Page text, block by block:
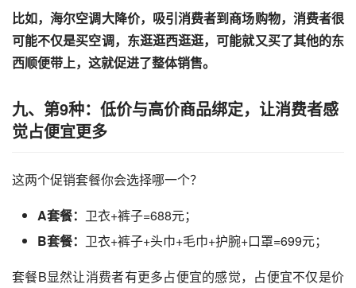
比如，海尔空调大降价，吸引消费者到商场购物，消费者很
可能不仅是买空调，东逛逛西逛逛，可能就又买了其他的东
西顺便带上，这就促进了整体销售。
九、第9种：低价与高价商品绑定，让消费者感
觉占便宜更多
这两个促销套餐你会选择哪一个？
A套餐： 卫衣+裤子=688元；
B套餐： 卫衣+裤子+头巾+毛巾+护腕+口罩=699元；
套餐B显然让消费者有更多占便宜的感觉，占便宜不仅是价